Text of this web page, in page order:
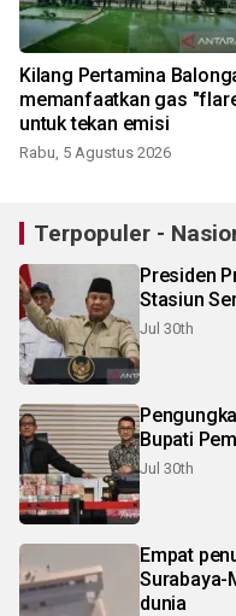
Kilang Pertamina
memanfaatkan gas
untuk tekan emisi
Rabu, 5 Agustus 2026
Terpopuler -
Presiden
Stasiun
Jul 30th
Bupati
Jul 30th
Empat
Surabaya-
dunia